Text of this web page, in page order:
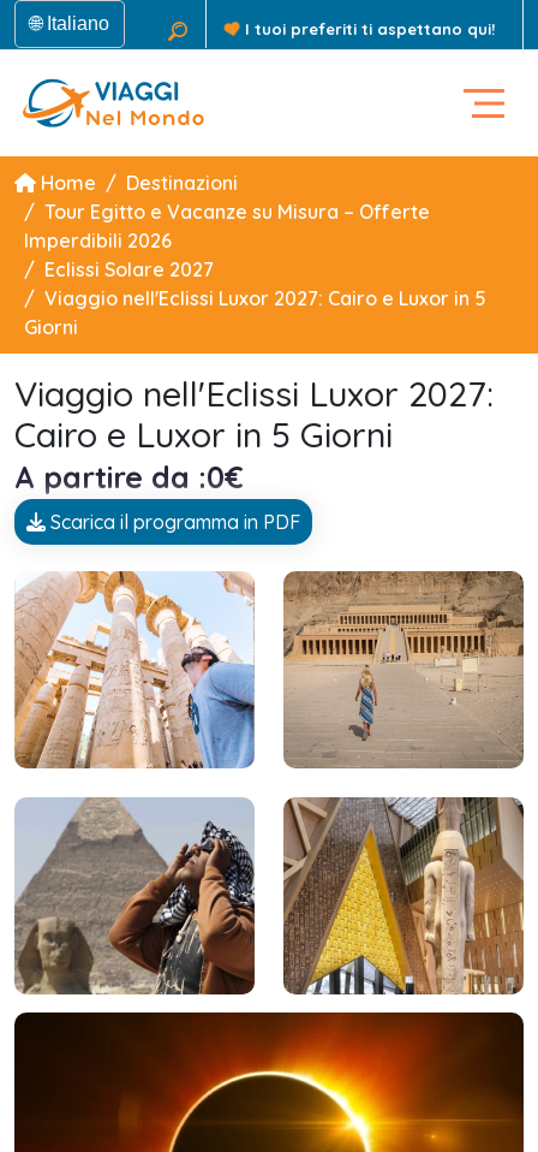
🌐 Italiano I tuoi preferiti ti aspettano qui!
Home
Destinazioni
Tour Egitto e Vacanze su Misura – Offerte
Imperdibili 2026
Eclissi Solare 2027
Viaggio nell'Eclissi Luxor 2027: Cairo e Luxor in 5
Giorni
Viaggio nell'Eclissi Luxor 2027:
Cairo e Luxor in 5 Giorni
A partire da :0€
Scarica il programma in PDF